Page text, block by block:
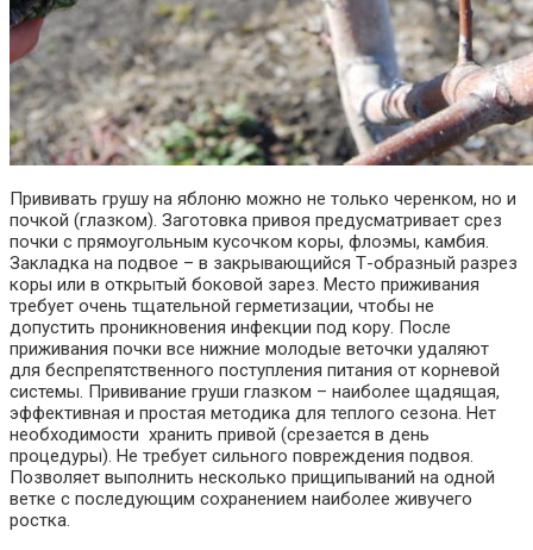
Прививать грушу на яблоню можно не только черенком, но и
почкой (глазком). Заготовка привоя предусматривает срез
почки с прямоугольным кусочком коры, флоэмы, камбия.
Закладка на подвое – в закрывающийся Т-образный разрез
коры или в открытый боковой зарез. Место приживания
требует очень тщательной герметизации, чтобы не
допустить проникновения инфекции под кору. После
приживания почки все нижние молодые веточки удаляют
для беспрепятственного поступления питания от корневой
системы. Прививание груши глазком – наиболее щадящая,
эффективная и простая методика для теплого сезона. Нет
необходимости хранить привой (срезается в день
процедуры). Не требует сильного повреждения подвоя.
Позволяет выполнить несколько прищипываний на одной
ветке с последующим сохранением наиболее живучего
ростка.